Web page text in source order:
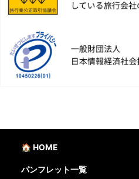
🏠 HOME
パンフレット一覧